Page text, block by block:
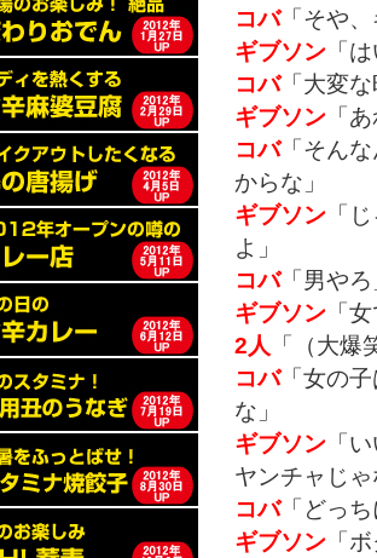
コバ「そや
ギブソン 「
コバ「大変
ギブソン 「
コバ「そん
からな」
ギブソン 「
よ」
コバ「男やろ
ギブソン 「
2人 「（大爆
コバ「女の
な」
ギブソン 「
ヤンチャじ
コバ「どっ
ギブソン 「